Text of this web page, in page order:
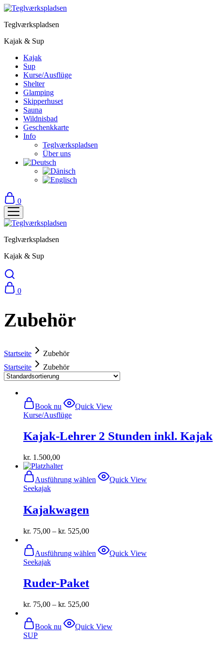
Teglværkspladsen
Kajak & Sup
Kajak
Sup
Kurse/Ausflüge
Shelter
Glamping
Skipperhuset
Sauna
Wildnisbad
Geschenkkarte
Info
Teglværkspladsen
Über uns
0
Teglværkspladsen
Kajak & Sup
0
Zubehör
Startseite
Zubehör
Startseite
Zubehör
Book nu
Quick View
Kurse/Ausflüge
Kajak-Lehrer 2 Stunden inkl. Kajak
kr. 1.500,00
Ausführung wählen
Dieses
Produkt
können
auf
Quick View
Seekajak
Kajakwagen
kr. 75,00 – kr. 525,00
Ausführung wählen
Dieses
Produkt
auf
Quick View
Seekajak
Ruder-Paket
kr. 75,00 – kr. 525,00
Book nu
Quick View
SUP